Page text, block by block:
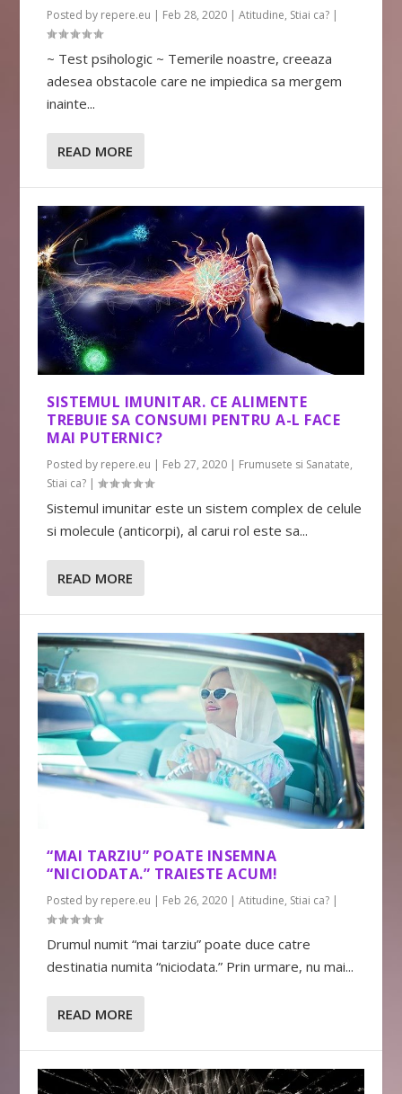
Posted by repere.eu | Feb 28, 2020 |Atitudine, Stiai ca? |
~ Test psihologic ~ Temerile noastre, creeaza
adesea obstacole care ne impiedica sa mergem
inainte...
READ MORE
SISTEMUL IMUNITAR. CE ALIMENTE
TREBUIE SA CONSUMI PENTRU A-L FACE
MAI PUTERNIC?
Posted by repere.eu | Feb 27, 2020 | Frumusete si Sanatate,
Stiai ca? |
Sistemul imunitar este un sistem complex de celule
si molecule (anticorpi), al carui rol este sa...
READ MORE
“MAI TARZIU” POATE INSEMNA
“NICIODATA.” TRAIESTE ACUM!
Posted by repere.eu | Feb 26, 2020 |Atitudine, Stiai ca? |
Drumul numit “mai tarziu” poate duce catre
destinatia numita “niciodata.” Prin urmare, nu mai...
READ MORE